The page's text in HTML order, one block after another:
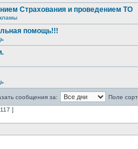
Страхования и проведением ТО
помощь!!!
сообщения за:
Поле
]